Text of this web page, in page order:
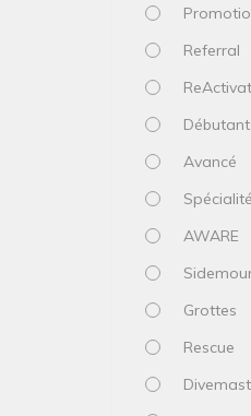
Referral
Avancé
AWARE
Grottes
Rescue